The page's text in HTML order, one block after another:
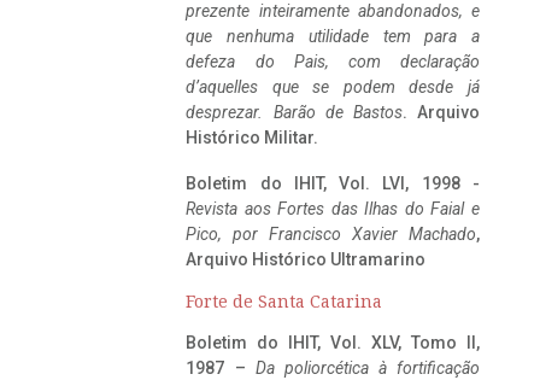
prezente inteiramente abandonados, e
que nenhuma utilidade tem para a
defeza do Pais, com declaração
d’aquelles que se podem desde já
desprezar. Barão de Bastos. Arquivo
Histórico Militar.
Boletim do IHIT, Vol. LVI, 1998 -
Revista aos Fortes das Ilhas do Faial e
Pico, por Francisco Xavier Machado,
Arquivo Histórico Ultramarino
Forte de Santa Catarina
Boletim do IHIT, Vol. XLV, Tomo II,
1987 – Da poliorcética à fortificação